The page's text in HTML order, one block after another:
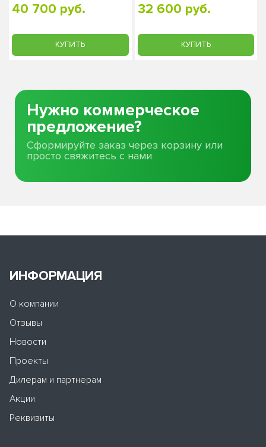
40 700 руб.
КУПИТЬ
32 600 руб.
КУПИТЬ
Нужно коммерческое
предложение?
Сформируйте заказ через корзину или
просто свяжитесь с нами
ИНФОРМАЦИЯ
О компании
Отзывы
Новости
Проекты
Дилерам и партнерам
Акции
Реквизиты